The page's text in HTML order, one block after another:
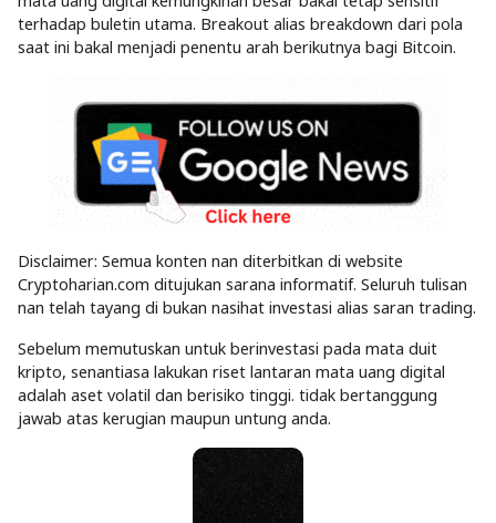
terhadap buletin utama. Breakout alias breakdown dari pola
saat ini bakal menjadi penentu arah berikutnya bagi Bitcoin.
Disclaimer: Semua konten nan diterbitkan di website
Cryptoharian.com ditujukan sarana informatif. Seluruh tulisan
nan telah tayang di bukan nasihat investasi alias saran trading.
Sebelum memutuskan untuk berinvestasi pada mata duit
kripto, senantiasa lakukan riset lantaran mata uang digital
adalah aset volatil dan berisiko tinggi. tidak bertanggung
jawab atas kerugian maupun untung anda.